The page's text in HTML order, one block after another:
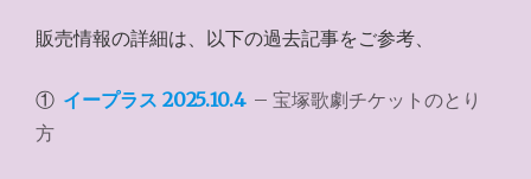
販売情報の詳細は、以下の過去記事をご参考、
① イープラス 2025.10.4 – 宝塚歌劇チケットのとり
方